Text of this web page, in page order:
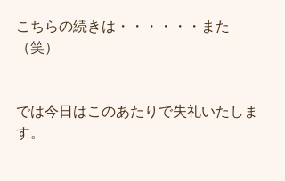
こちらの続きは・・・・・・また
（笑）
では今日はこのあたりで失礼いたしま
す。